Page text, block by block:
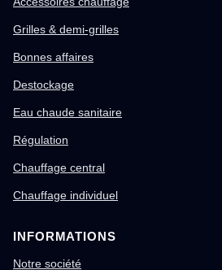
Grilles & demi-grilles
Bonnes affaires
Destockage
Eau chaude sanitaire
Régulation
Chauffage central
Chauffage individuel
INFORMATIONS
Notre société